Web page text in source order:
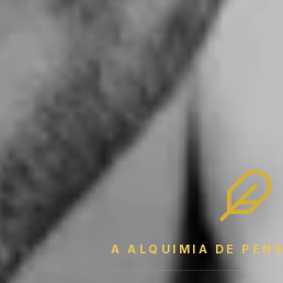
A ALQUIMIA DE